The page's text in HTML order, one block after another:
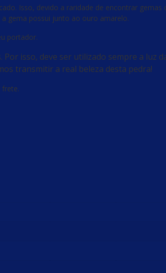
Isso, devido a raridade de encontrar gemas
gema possui junto ao ouro amarelo.
portador.
isso, deve ser utilizado sempre a luz
transmitir a real beleza desta pedra!